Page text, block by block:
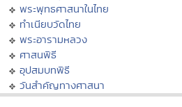
พระพุทธศาสนาในไทย
ทำเนียบวัดไทย
พระอารามหลวง
ศาสนพิธี
อุปสมบทพิธี
วันสำคัญทางศาสนา